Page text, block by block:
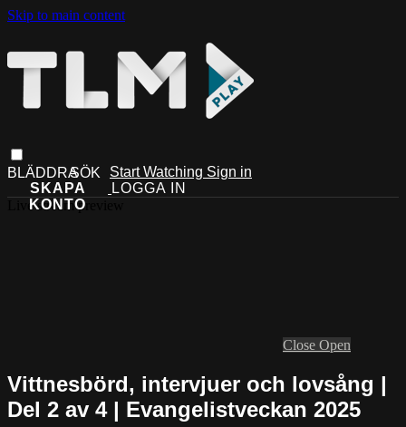
Skip to main content
Start Watching Sign in
Live stream preview
Close Open
Vittnesbörd, intervjuer och lovsång |
Del 2 av 4 | Evangelistveckan 2025